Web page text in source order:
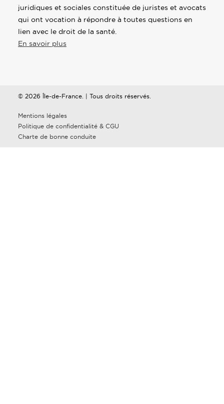
juridiques et sociales constituée de juristes et avocats
qui ont vocation à répondre à toutes questions en
lien avec le droit de la santé.
En savoir plus
© 2026 Île-de-France. | Tous droits réservés.
Mentions légales
Politique de confidentialité & CGU
Charte de bonne conduite